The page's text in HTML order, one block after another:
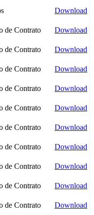
Download
de Contrato
Download
de Contrato
Download
de Contrato
Download
de Contrato
Download
de Contrato
Download
de Contrato
Download
de Contrato
Download
de Contrato
Download
de Contrato
Download
de Contrato
Download